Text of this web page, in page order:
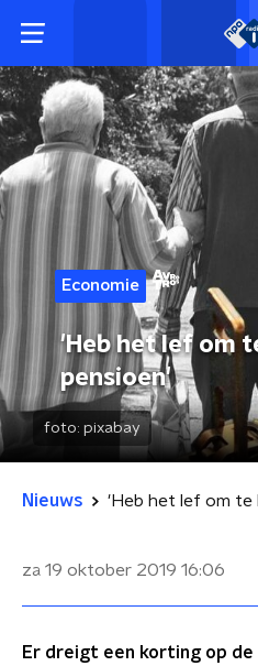
Economie
'Heb het lef om
pensioen'
foto: pixabay
Nieuws 'Heb het lef om te
za 19 oktober 2019 16:06
Er dreigt een korting op